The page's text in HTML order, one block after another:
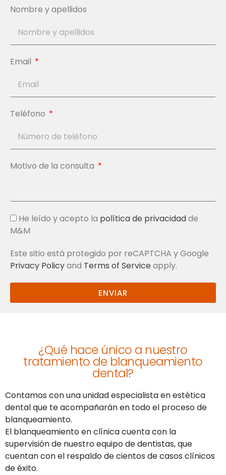
Nombre y apellidos
Email
Teléfono
Motivo de la consulta
He leído y acepto la política de privacidadde
M&M
Este sitio está protegido por reCAPTCHA y Google
Privacy Policyand Terms of Service apply.
ENVIAR
¿Qué hace único a nuestro
tratamiento de blanqueamiento
dental?
Contamos con una unidad especialista en estética
dental que te acompañarán en todo el proceso de
blanqueamiento.
El blanqueamiento en clínica cuenta con la
supervisión de nuestro equipo de dentistas, que
cuentan con el respaldo de cientos de casos clínicos
de éxito.